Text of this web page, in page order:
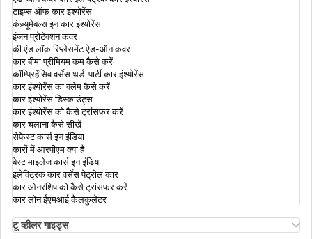
सबसे अच्छी हेल्थ इंश्योरेंस पॉलिसी
कैटरेक्ट हेल्थ इंश्योरेंस
पर्सनल एक्सीडेंट इंश्योरेंस
टाइप्स ऑफ कार इंश्योरेंस
कंज़्यूमेबल्स इन कार इंश्योरेंस
इंजन प्रोटेक्शन कवर
की एंड लॉक रिप्लेसमेंट ऐड-ऑन कवर
कार बीमा प्रीमियम कम कैसे करें
कॉम्प्रिहेंसिव वर्सेस थर्ड-पार्टी कार इंश्योरेंस
कार इंश्योरेंस का क्लेम कैसे करें
कार इंश्योरेंस डिस्काउंट्स
कार इंश्योरेंस को कैसे ट्रांसफर करें
कार चलाना कैसे सीखें
सेफेस्ट कार्स इन इंडिया
कारों में आरपीएम क्या है
बेस्ट माइलेज कार्स इन इंडिया
इलेक्ट्रिक कार वर्सेस पेट्रोल कार
कार ओनरशिप को कैसे ट्रांसफर करें
कार लोन ईएमआई कैलकुलेटर
टू व्हीलर गाइड्स